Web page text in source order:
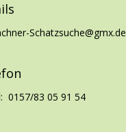
Schatzsuche@gmx.de
0157/83 05 91 54